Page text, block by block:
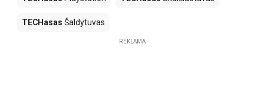
TECHasas Šaldytuvas
REKLAMA